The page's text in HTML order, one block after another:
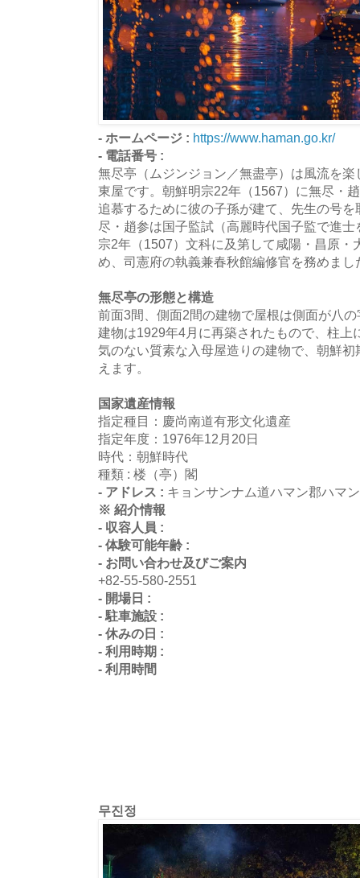
- ホームページ : https://www.haman.go.kr/
- 電話番号 :
無尽亭（ムジンジョン／無盡亭）は風流を
東屋です。朝鮮明宗22年（1567）に無尽・
追慕するために彼の子孫が建て、先生の号
尽・趙参は国子監試（高麗時代国子監で進
宗2年（1507）文科に及第して咸陽・昌原・
め、司憲府の執義兼春秋館編修官を務めまし
無尽亭の形態と構造
前面3間、側面2間の建物で屋根は側面が八
建物は1929年4月に再築されたもので、柱上
気のない質素な入母屋造りの建物で、朝鮮
えます。
国家遺産情報
指定種目：慶尚南道有形文化遺産
指定年度：1976年12月20日
時代：朝鮮時代
種類 : 楼（亭）閣
- アドレス : キョンサンナム道ハマン郡ハマ
※ 紹介情報
- 収容人員 :
- 体験可能年齢 :
- お問い合わせ及びご案内
+82-55-580-2551
- 開場日 :
- 駐車施設 :
- 休みの日 :
- 利用時期 :
- 利用時間
무진정